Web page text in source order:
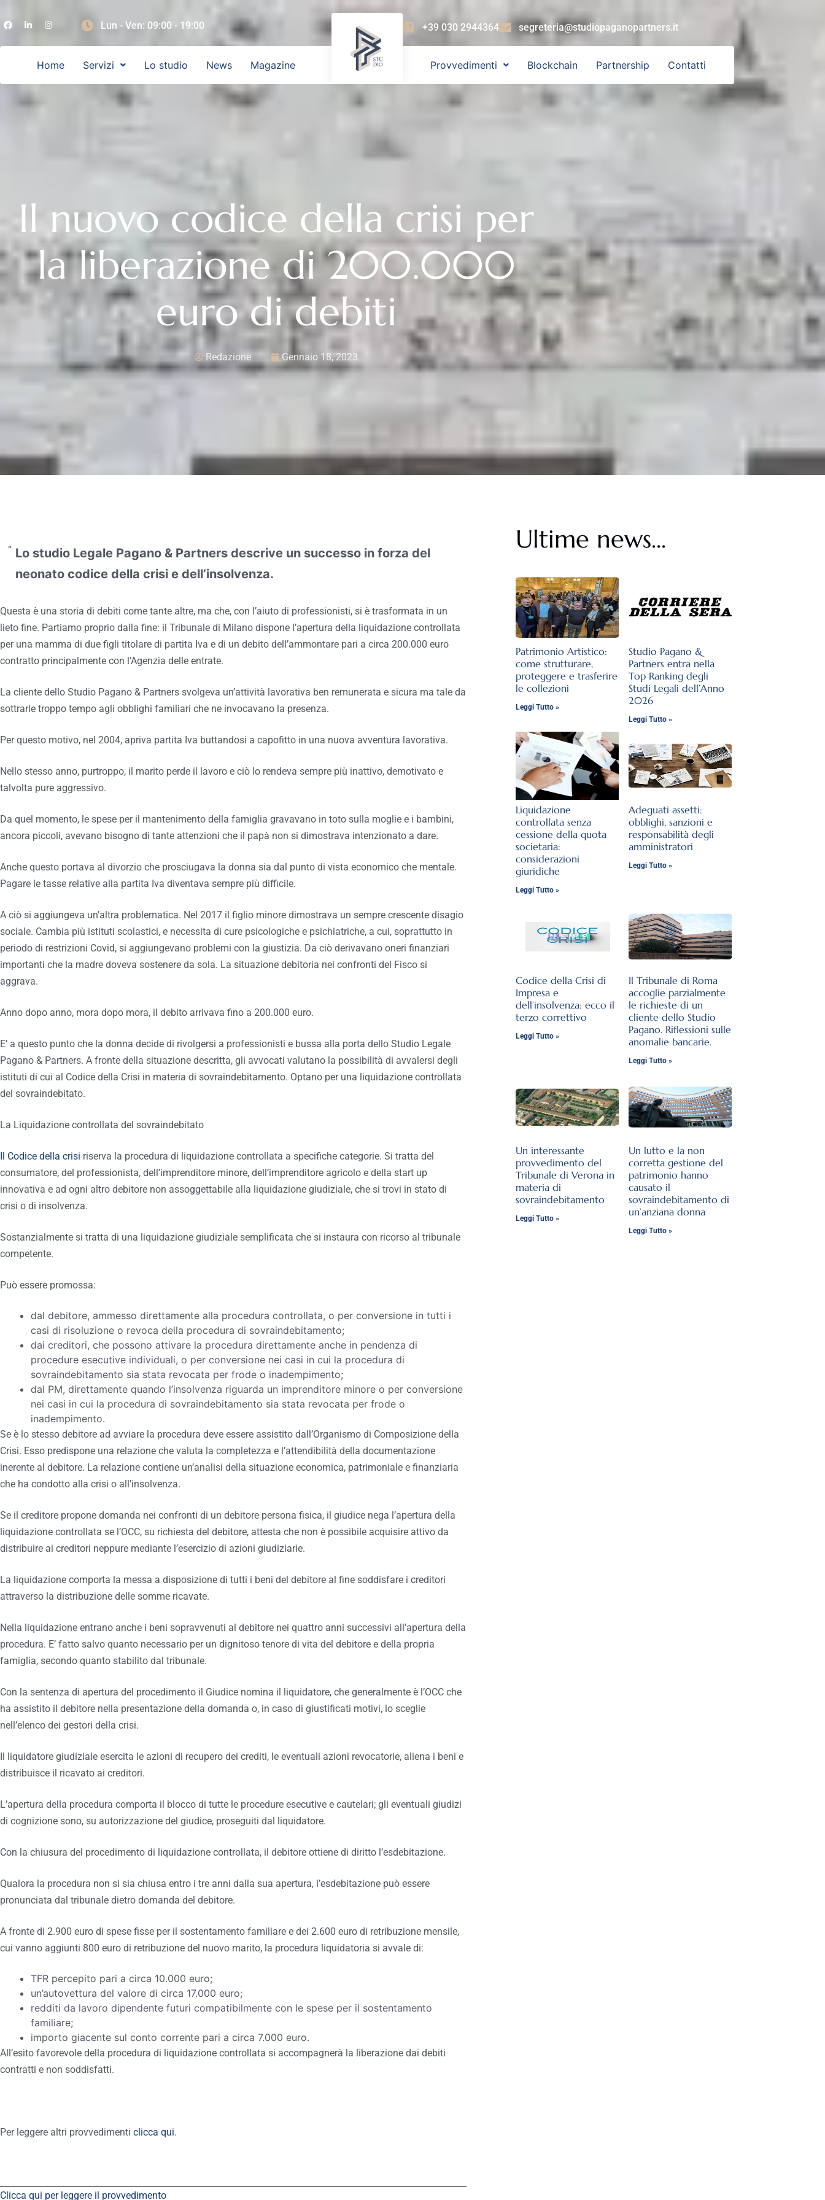
Lun - Ven: 09:00 - 19:00
Home Servizi Lo studio News Magazine
+39 030 2944364 segreteria@studiopaganopartners.it
Provvedimenti Blockchain Partnership Contatti
Il nuovo codice della crisi per
la liberazione di 200.000
euro di debiti
Redazione Gennaio 18, 2023
Lo studio Legale Pagano & Partners descrive un successo in forza del
neonato codice della crisi e dell’insolvenza.
Questa è una storia di debiti come tante altre, ma che, con l’aiuto di professionisti, si è trasformata in un
lieto fine. Partiamo proprio dalla fine: il Tribunale di Milano dispone l’apertura della liquidazione controllata
per una mamma di due figli titolare di partita Iva e di un debito dell’ammontare pari a circa 200.000 euro
contratto principalmente con l’Agenzia delle entrate.
La cliente dello Studio Pagano & Partners svolgeva un’attività lavorativa ben remunerata e sicura ma tale da
sottrarle troppo tempo agli obblighi familiari che ne invocavano la presenza.
Per questo motivo, nel 2004, apriva partita Iva buttandosi a capofitto in una nuova avventura lavorativa.
Nello stesso anno, purtroppo, il marito perde il lavoro e ciò lo rendeva sempre più inattivo, demotivato e
talvolta pure aggressivo.
Da quel momento, le spese per il mantenimento della famiglia gravavano in toto sulla moglie e i bambini,
ancora piccoli, avevano bisogno di tante attenzioni che il papà non si dimostrava intenzionato a dare.
Anche questo portava al divorzio che prosciugava la donna sia dal punto di vista economico che mentale.
Pagare le tasse relative alla partita Iva diventava sempre più difficile.
A ciò si aggiungeva un’altra problematica. Nel 2017 il figlio minore dimostrava un sempre crescente disagio
sociale. Cambia più istituti scolastici, e necessita di cure psicologiche e psichiatriche, a cui, soprattutto in
periodo di restrizioni Covid, si aggiungevano problemi con la giustizia. Da ciò derivavano oneri finanziari
importanti che la madre doveva sostenere da sola. La situazione debitoria nei confronti del Fisco si
aggrava.
Anno dopo anno, mora dopo mora, il debito arrivava fino a 200.000 euro.
E’ a questo punto che la donna decide di rivolgersi a professionisti e bussa alla porta dello Studio Legale
Pagano & Partners. A fronte della situazione descritta, gli avvocati valutano la possibilità di avvalersi degli
istituti di cui al Codice della Crisi in materia di sovraindebitamento. Optano per una liquidazione controllata
del sovraindebitato.
La Liquidazione controllata del sovraindebitato
Il Codice della crisi riserva la procedura di liquidazione controllata a specifiche categorie. Si tratta del
consumatore, del professionista, dell’imprenditore minore, dell’imprenditore agricolo e della start up
innovativa e ad ogni altro debitore non assoggettabile alla liquidazione giudiziale, che si trovi in stato di
crisi o di insolvenza.
Sostanzialmente si tratta di una liquidazione giudiziale semplificata che si instaura con ricorso al tribunale
competente.
Può essere promossa:
dal debitore, ammesso direttamente alla procedura controllata, o per conversione in tutti i
casi di risoluzione o revoca della procedura di sovraindebitamento;
dai creditori, che possono attivare la procedura direttamente anche in pendenza di
procedure esecutive individuali, o per conversione nei casi in cui la procedura di
sovraindebitamento sia stata revocata per frode o inadempimento;
dal PM, direttamente quando l’insolvenza riguarda un imprenditore minore o per conversione
nei casi in cui la procedura di sovraindebitamento sia stata revocata per frode o
inadempimento.
Se è lo stesso debitore ad avviare la procedura deve essere assistito dall’Organismo di Composizione della
Crisi. Esso predispone una relazione che valuta la completezza e l’attendibilità della documentazione
inerente al debitore. La relazione contiene un’analisi della situazione economica, patrimoniale e finanziaria
che ha condotto alla crisi o all’insolvenza.
Se il creditore propone domanda nei confronti di un debitore persona fisica, il giudice nega l’apertura della
liquidazione controllata se l’OCC, su richiesta del debitore, attesta che non è possibile acquisire attivo da
distribuire ai creditori neppure mediante l’esercizio di azioni giudiziarie.
La liquidazione comporta la messa a disposizione di tutti i beni del debitore al fine soddisfare i creditori
attraverso la distribuzione delle somme ricavate.
Nella liquidazione entrano anche i beni sopravvenuti al debitore nei quattro anni successivi all’apertura della
procedura. E’ fatto salvo quanto necessario per un dignitoso tenore di vita del debitore e della propria
famiglia, secondo quanto stabilito dal tribunale.
Con la sentenza di apertura del procedimento il Giudice nomina il liquidatore, che generalmente è l’OCC che
ha assistito il debitore nella presentazione della domanda o, in caso di giustificati motivi, lo sceglie
nell’elenco dei gestori della crisi.
Il liquidatore giudiziale esercita le azioni di recupero dei crediti, le eventuali azioni revocatorie, aliena i beni e
distribuisce il ricavato ai creditori.
L’apertura della procedura comporta il blocco di tutte le procedure esecutive e cautelari; gli eventuali giudizi
di cognizione sono, su autorizzazione del giudice, proseguiti dal liquidatore.
Con la chiusura del procedimento di liquidazione controllata, il debitore ottiene di diritto l’esdebitazione.
Qualora la procedura non si sia chiusa entro i tre anni dalla sua apertura, l’esdebitazione può essere
pronunciata dal tribunale dietro domanda del debitore.
A fronte di 2.900 euro di spese fisse per il sostentamento familiare e dei 2.600 euro di retribuzione mensile,
cui vanno aggiunti 800 euro di retribuzione del nuovo marito, la procedura liquidatoria si avvale di:
TFR percepito pari a circa 10.000 euro;
un’autovettura del valore di circa 17.000 euro;
redditi da lavoro dipendente futuri compatibilmente con le spese per il sostentamento
familiare;
importo giacente sul conto corrente pari a circa 7.000 euro.
All’esito favorevole della procedura di liquidazione controllata si accompagnerà la liberazione dai debiti
contratti e non soddisfatti.
Per leggere altri provvedimenti clicca qui.
Clicca qui per leggere il provvedimento
Ultime news...
Patrimonio Artistico:
come strutturare,
proteggere e trasferire
le collezioni
Leggi Tutto »
Studio Pagano &
Partners entra nella
Top Ranking degli
Studi Legali dell’Anno
2026
Leggi Tutto »
Liquidazione
controllata senza
cessione della quota
societaria:
considerazioni
giuridiche
Leggi Tutto »
Adeguati assetti:
obblighi, sanzioni e
responsabilità degli
amministratori
Leggi Tutto »
Codice della Crisi di
Impresa e
dell’insolvenza: ecco il
terzo correttivo
Leggi Tutto »
Il Tribunale di Roma
accoglie parzialmente
le richieste di un
cliente dello Studio
Pagano. Riflessioni sulle
anomalie bancarie.
Leggi Tutto »
Un interessante
provvedimento del
Tribunale di Verona in
materia di
sovraindebitamento
Leggi Tutto »
Un lutto e la non
corretta gestione del
patrimonio hanno
causato il
sovraindebitamento di
un’anziana donna
Leggi Tutto »